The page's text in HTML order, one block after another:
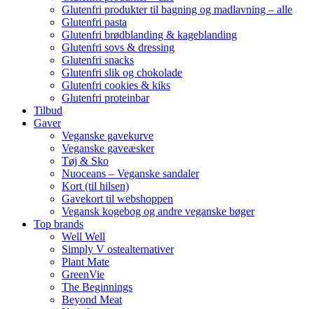
Glutenfri produkter til bagning og madlavning – alle
Glutenfri pasta
Glutenfri brødblanding & kageblanding
Glutenfri sovs & dressing
Glutenfri snacks
Glutenfri slik og chokolade
Glutenfri cookies & kiks
Glutenfri proteinbar
Tilbud
Gaver
Veganske gavekurve
Veganske gaveæsker
Tøj & Sko
Nuoceans – Veganske sandaler
Kort (til hilsen)
Gavekort til webshoppen
Vegansk kogebog og andre veganske bøger
Top brands
Well Well
Simply V ostealternativer
Plant Mate
GreenVie
The Beginnings
Beyond Meat